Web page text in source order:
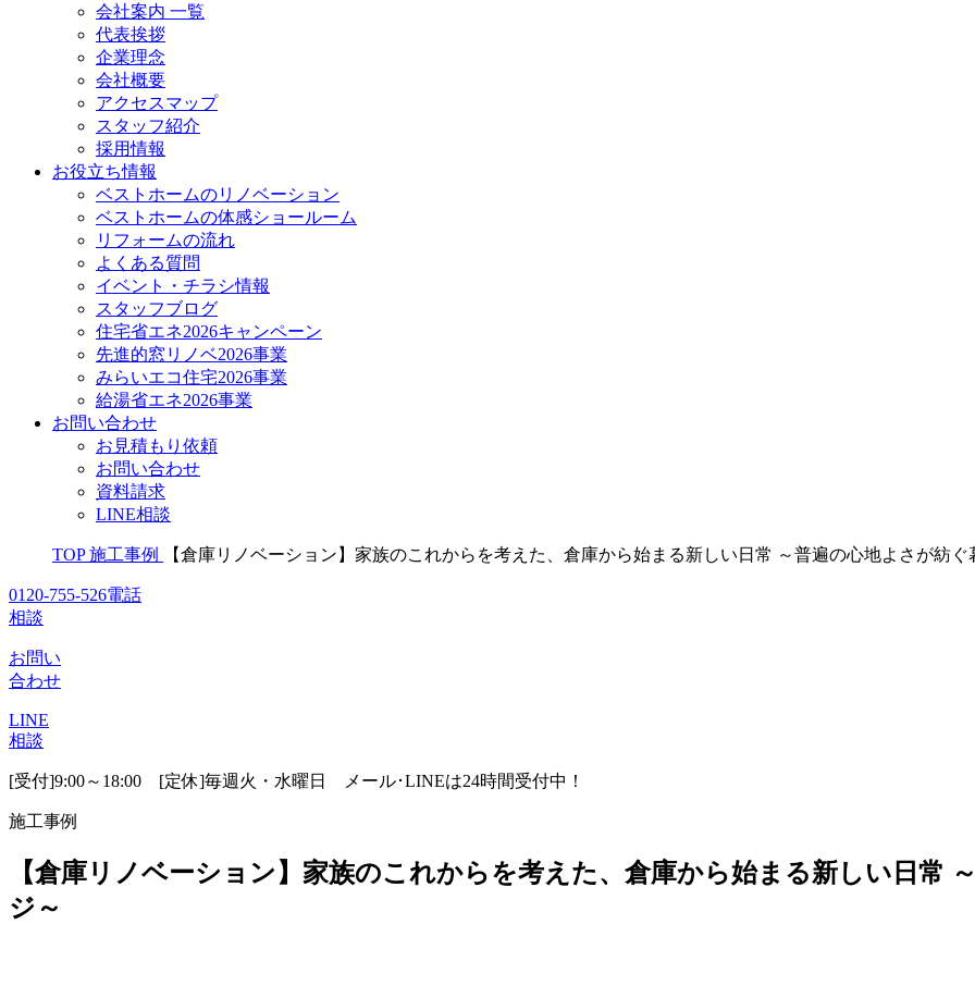
会社案内 一覧
代表挨拶
企業理念
会社概要
アクセスマップ
スタッフ紹介
採用情報
お役立ち情報
ベストホームのリノベーション
ベストホームの体感ショールーム
リフォームの流れ
よくある質問
イベント・チラシ情報
スタッフブログ
住宅省エネ2026キャンペーン
先進的窓リノベ2026事業
みらいエコ住宅2026事業
給湯省エネ2026事業
お問い合わせ
お見積もり依頼
お問い合わせ
資料請求
LINE相談
TOP 施工事例 【倉庫リノベーション】家族のこれからを考えた、倉庫から始まる新しい日常 ～普遍の心地よさが紡ぐ
0120-755-526電話
相談
お問い
合わせ
LINE
相談
[受付]9:00～18:00 [定休]毎週火・水曜日 メール･LINEは24時間受付中！
施工事例
【倉庫リノベーション】家族のこれからを考えた、倉庫から始まる新しい日常
ジ～